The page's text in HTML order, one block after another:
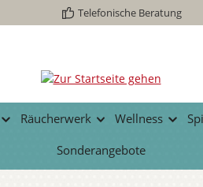
Telefonische Beratung
Räucherwerk Wellness
Sonderangebote